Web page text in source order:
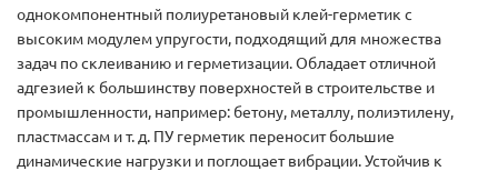
однокомпонентный полиуретановый клей-герметик с
высоким модулем упругости, подходящий для множества
задач по склеиванию и герметизации. Обладает отличной
адгезией к большинству поверхностей в строительстве и
промышленности, например: бетону, металлу, полиэтилену,
пластмассам и т. д. ПУ герметик переносит большие
динамические нагрузки и поглощает вибрации. Устойчив к